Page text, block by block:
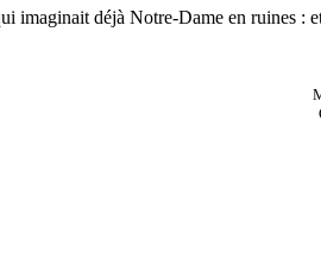
imaginait déjà Notre-Dame en ruines :